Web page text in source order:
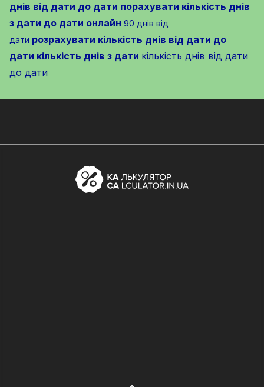
днів від дати до дати порахувати кількість днів
з дати до дати онлайн 90 днів від
дати розрахувати кількість днів від дати до
дати кількість днів з дати кількість днів від дати
до дати